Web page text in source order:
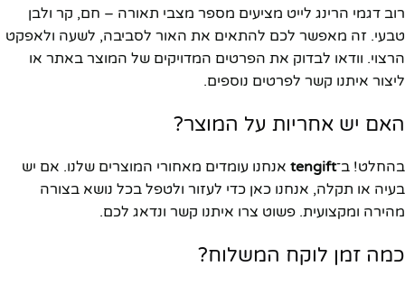
רוב דגמי הרינג לייט מציעים מספר מצבי תאורה – חם, קר ולבן
טבעי. זה מאפשר לכם להתאים את האור לסביבה, לשעה ולאפקט
הרצוי. וודאו לבדוק את הפרטים המדויקים של המוצר באתר או
ליצור איתנו קשר לפרטים נוספים.
האם יש אחריות על המוצר?
בהחלט! ב־tengift אנחנו עומדים מאחורי המוצרים שלנו. אם יש
בעיה או תקלה, אנחנו כאן כדי לעזור ולטפל בכל נושא בצורה
מהירה ומקצועית. פשוט צרו איתנו קשר ונדאג לכם.
כמה זמן לוקח המשלוח?